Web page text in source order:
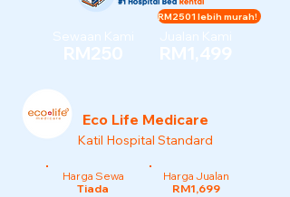
Sewaan Kami
RM250
Jualan Kami
RM1,499
RM2501 lebih murah!
Eco Life Medicare
Katil Hospital Standard
Harga Sewa
Tiada
Harga Jualan
RM1,699